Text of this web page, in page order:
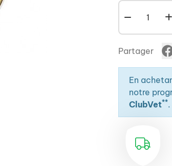
Partager
En
notre
ClubVet**.